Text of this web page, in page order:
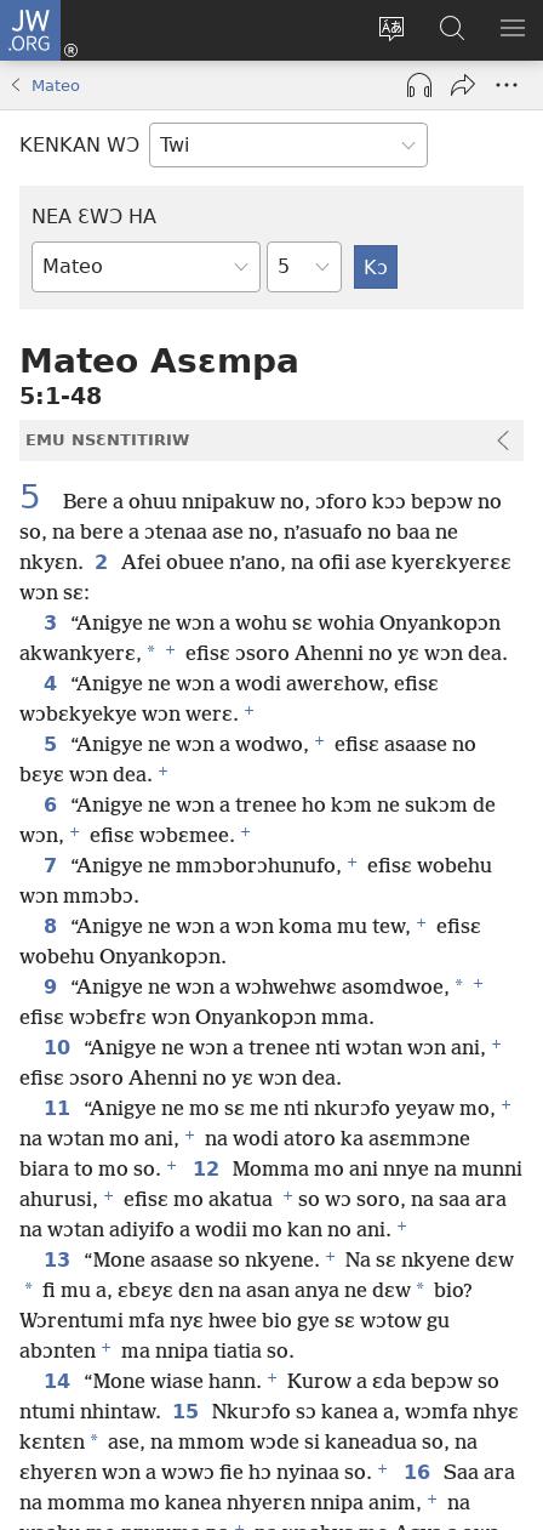
JW.ORG
Sesa
wɛbsaet
ha
kasa
Kɔ
Mu
(opens
window)
Hwehwɛ
JW.ORG
YI
Mateo
KENKAN WƆ
NEA ƐWƆ HA
Bible
Nhoma
Ti
Mateo Asɛmpa
5:1-48
EMU NSƐNTITIRIW
5
Bere a ohuu nnipakuw no, ɔforo kɔɔ bepɔw no
so, na bere a ɔtenaa ase no, n’asuafo no baa ne
nkyɛn. 2
Afei obuee n’ano, na ofii ase kyerɛkyerɛɛ
wɔn sɛ:
3
“Anigye ne wɔn a wohu sɛ wohia Onyankopɔn
akwankyerɛ, * +
efisɛ ɔsoro Ahenni no yɛ wɔn dea.
4
“Anigye ne wɔn a wodi awerɛhow, efisɛ
wɔbɛkyekye wɔn werɛ. +
5 “Anigye ne wɔn a wodwo, +
efisɛ asaase no
bɛyɛ wɔn dea. +
6
“Anigye ne wɔn a trenee ho kɔm ne sukɔm de
wɔn, + efisɛ wɔbɛmee. +
7 “Anigye ne mmɔborɔhunufo, +
efisɛ wobehu
wɔn mmɔbɔ.
8
“Anigye ne wɔn a wɔn koma mu tew, +
efisɛ
wobehu Onyankopɔn.
9
“Anigye ne wɔn a wɔhwehwɛ asomdwoe, * +
efisɛ wɔbɛfrɛ wɔn Onyankopɔn mma.
10
“Anigye ne wɔn a trenee nti wɔtan wɔn ani, +
efisɛ ɔsoro Ahenni no yɛ wɔn dea.
11
“Anigye ne mo sɛ me nti nkurɔfo yeyaw mo, +
na wɔtan mo ani, +
na wodi atoro ka asɛmmɔne
biara to mo so. + 12
Momma mo ani nnye na munni
ahurusi, + efisɛ mo akatua + so wɔ soro, na saa ara
na wɔtan adiyifo a wodii mo kan no ani. +
13 “Mone asaase so nkyene. + Na sɛ nkyene dɛw
* fi mu a, ɛbɛyɛ dɛn na asan anya ne dɛw * bio?
Wɔrentumi mfa nyɛ hwee bio gye sɛ wɔtow gu
abɔnten +
ma nnipa tiatia so.
14
“Mone wiase hann. +
Kurow a ɛda bepɔw so
ntumi nhintaw. 15
Nkurɔfo sɔ kanea a, wɔmfa nhyɛ
kɛntɛn * ase, na mmom wɔde si kaneadua so, na
ɛhyerɛn wɔn a wɔwɔ fie hɔ nyinaa so. + 16 Saa ara
na momma mo kanea nhyerɛn nnipa anim, +
na